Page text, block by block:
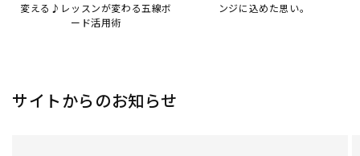
変える♪レッスンが変わる五線ボ
ード活用術
ンジに込めた思い。
サイトからのお知らせ